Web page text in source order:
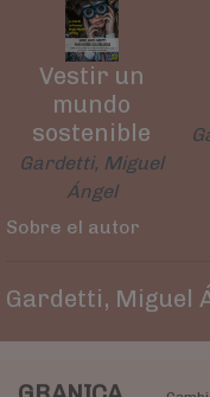
Vestir un
mundo
sostenible
Gardetti, Miguel
Ángel
Sobre el autor
Gardetti, Miguel